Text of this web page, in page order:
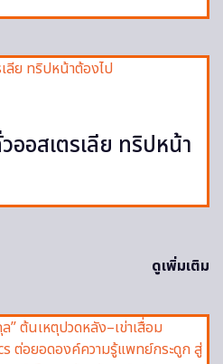
ออสเตรเลีย ทริปหน้า
ดูเพิ่มเติม